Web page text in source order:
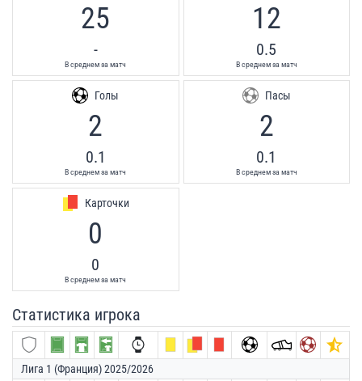
25
-
В среднем за матч
12
0.5
В среднем за матч
Голы
2
0.1
В среднем за матч
Пасы
2
0.1
В среднем за матч
Карточки
0
0
В среднем за матч
Статистика игрока
Лига 1 (Франция) 2025/2026